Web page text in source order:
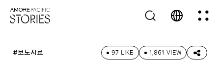
#보도자료 97 LIKE 1,861 VIEW